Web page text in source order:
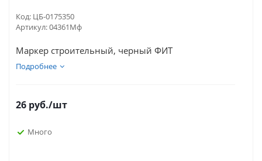
Код: ЦБ-0175350
Артикул:04361Мф
Маркер строительный, черный ФИТ
Подробнее
26 руб./шт
Много